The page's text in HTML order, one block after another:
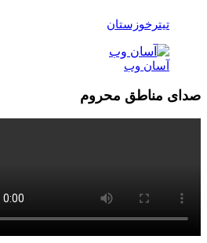
تیترخوزستان
آسان وب
صدای مناطق محروم